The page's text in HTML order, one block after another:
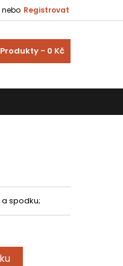
nebo Registrovat
Produkty - 0 Kč
spodku;